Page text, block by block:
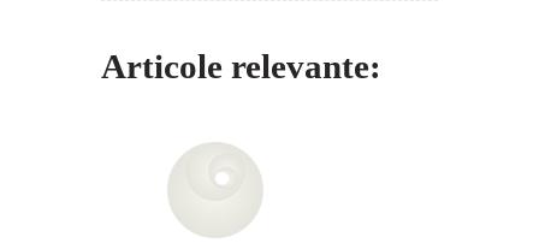
Articole relevante: